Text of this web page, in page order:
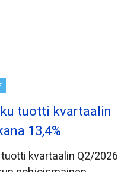
tuotti kvartaalin
13,4%
kvartaalin Q2/2026